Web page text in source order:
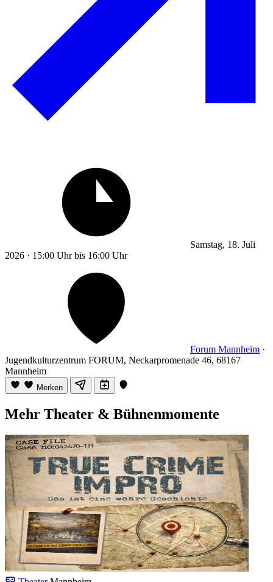
Samstag, 18. Juli
2026 · 15:00 Uhr bis 16:00 Uhr
Forum Mannheim ·
Jugendkulturzentrum FORUM, Neckarpromenade 46, 68167
Mannheim
Merken
Mehr Theater & Bühnenmomente